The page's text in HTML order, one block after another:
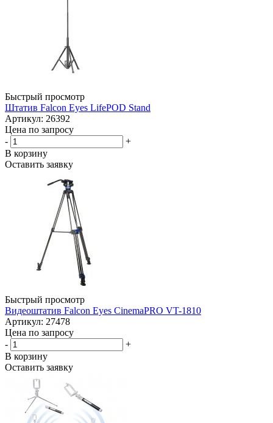
Быстрый просмотр
Штатив Falcon Eyes LifePOD Stand
Артикул: 26392
Цена по запросу
-
+
В корзину
Оставить заявку
Быстрый просмотр
Видеоштатив Falcon Eyes CinemaPRO VT-1810
Артикул: 27478
Цена по запросу
-
+
В корзину
Оставить заявку